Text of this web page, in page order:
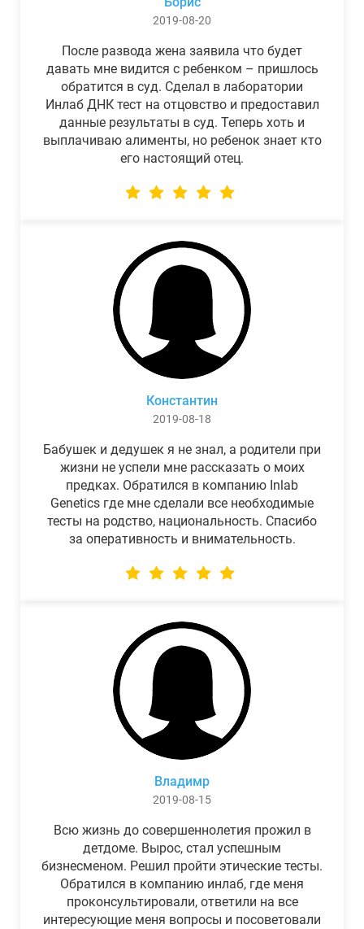
2019-08-20
После развода жена заявила что будет
давать мне видится с ребенком – пришлось
обратится в суд. Сделал в лаборатории
Инлаб ДНК тест на отцовство и предоставил
данные результаты в суд. Теперь хоть и
выплачиваю алименты, но ребенок знает кто
его настоящий отец.
Константин
2019-08-18
Бабушек и дедушек я не знал, а родители при
жизни не успели мне рассказать о моих
предках. Обратился в компанию Inlab
Genetics где мне сделали все необходимые
тесты на родство, национальность. Спасибо
за оперативность и внимательность.
Владимр
2019-08-15
Всю жизнь до совершеннолетия прожил в
детдоме. Вырос, стал успешным
бизнесменом. Решил пройти этические тесты.
Обратился в компанию инлаб, где меня
проконсультировали, ответили на все
интересующие меня вопросы и посоветовали